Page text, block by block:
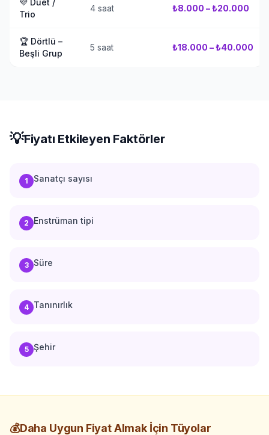
💜 Duet /
Trio
4 saat ₺8.000 – ₺20.000
🏆 Dörtlü –
Beşli Grup
5 saat ₺18.000 – ₺40.000
💡Fiyatı Etkileyen Faktörler
1 Sanatçı sayısı
2 Enstrüman tipi
3 Süre
4 Tanınırlık
5 Şehir
💰Daha Uygun Fiyat Almak İçin Tüyolar